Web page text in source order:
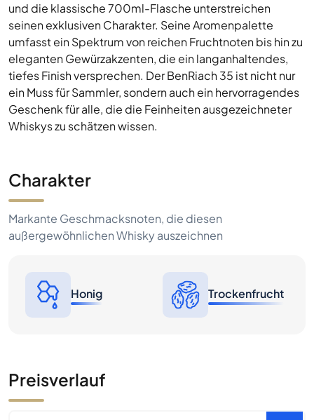
und die klassische 700ml-Flasche unterstreichen
seinen exklusiven Charakter. Seine Aromenpalette
umfasst ein Spektrum von reichen Fruchtnoten bis hin zu
eleganten Gewürzakzenten, die ein langanhaltendes,
tiefes Finish versprechen. Der BenRiach 35 ist nicht nur
ein Muss für Sammler, sondern auch ein hervorragendes
Geschenk für alle, die die Feinheiten ausgezeichneter
Whiskys zu schätzen wissen.
Charakter
Markante Geschmacksnoten, die diesen
außergewöhnlichen Whisky auszeichnen
Honig Trockenfrucht
Preisverlauf